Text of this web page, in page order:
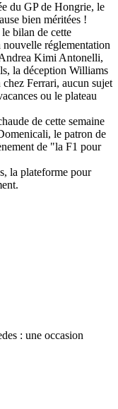
du GP de Hongrie, le
bien méritées !
bilan de cette
nouvelle réglementation
Kimi Antonelli,
la déception Williams
Ferrari, aucun sujet
ou le plateau
de cette semaine
le patron de
de "la F1 pour
la plateforme pour
: une occasion